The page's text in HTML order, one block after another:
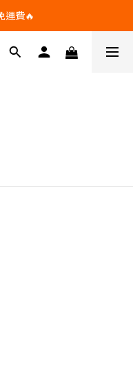
運費🔥
運費🔥
享9折，滿3500享88折
費🔥